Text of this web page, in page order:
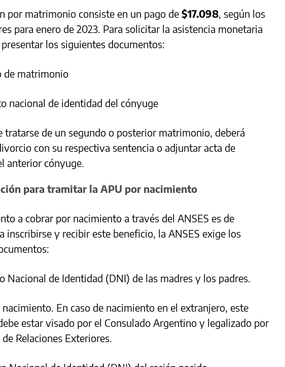
por matrimonio consiste en un pago de $17.098, según los
para enero de 2023. Para solicitar la asistencia monetaria
presentar los siguientes documentos:
de matrimonio
nacional de identidad del cónyuge
tratarse de un segundo o posterior matrimonio, deberá
con su respectiva sentencia o adjuntar acta de
anterior cónyuge.
para tramitar la APU por nacimiento
a cobrar por nacimiento a través del ANSES es de
inscribirse y recibir este beneficio, la ANSES exige los
Nacional de Identidad (DNI) de las madres y los padres.
En caso de nacimiento en el extranjero, este
estar visado por el Consulado Argentino y legalizado por
Relaciones Exteriores.